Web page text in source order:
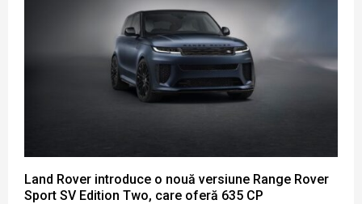
Land Rover introduce o nouă versiune Range Rover
Sport SV Edition Two, care oferă 635 CP